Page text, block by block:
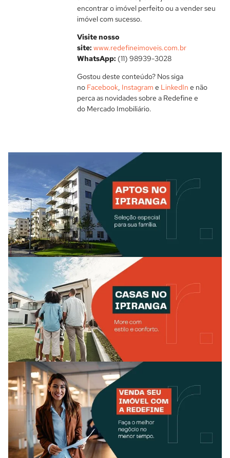
encontrar o imóvel perfeito ou a vender seu
imóvel com sucesso.
Visite nosso
site: www.redefineimoveis.com.br
WhatsApp: (11) 98939-3028
Gostou deste conteúdo? Nos siga
no Facebook, Instagram e LinkedIn e não
perca as novidades sobre a Redefine e
do Mercado Imobiliário.